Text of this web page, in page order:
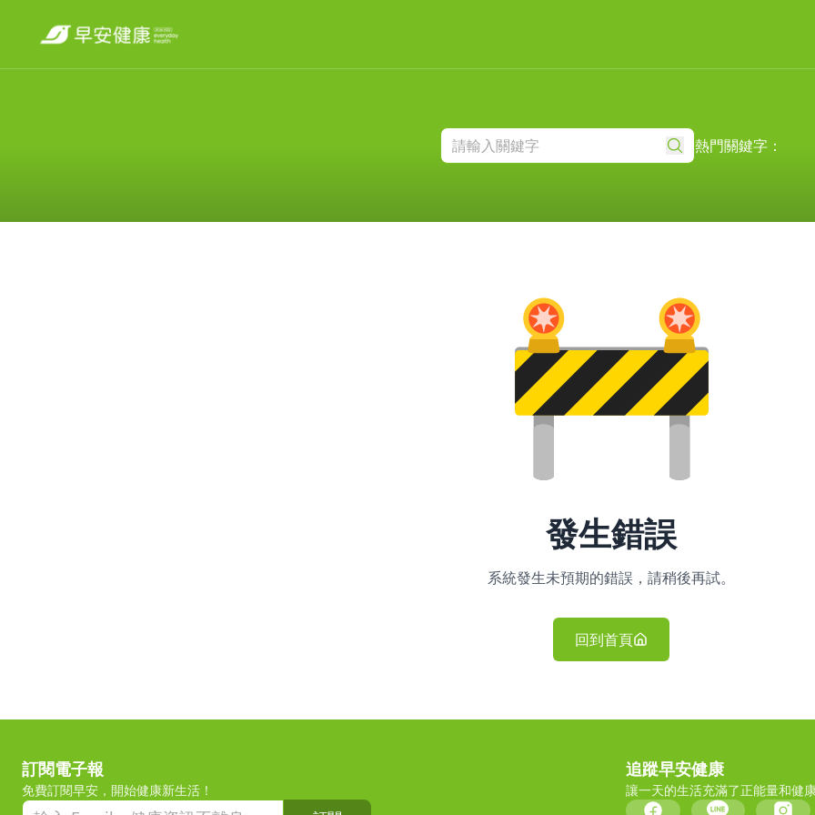
熱門關鍵字：
發生錯誤
系統發生未預期的錯誤，請稍後再試。
回到首頁
訂閱電子報
免費訂閱早安，開始健康新生活！
追蹤早安健康
讓一天的生活充滿了正能量和健